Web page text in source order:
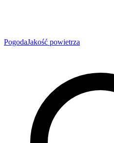
PogodaJakość powietrza